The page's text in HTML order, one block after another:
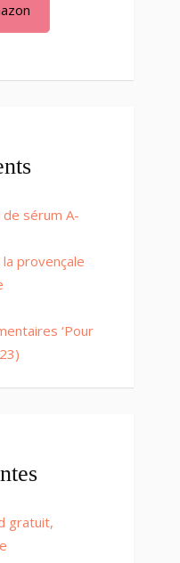
sérum A-
provençale
‘Pour
gratuit,